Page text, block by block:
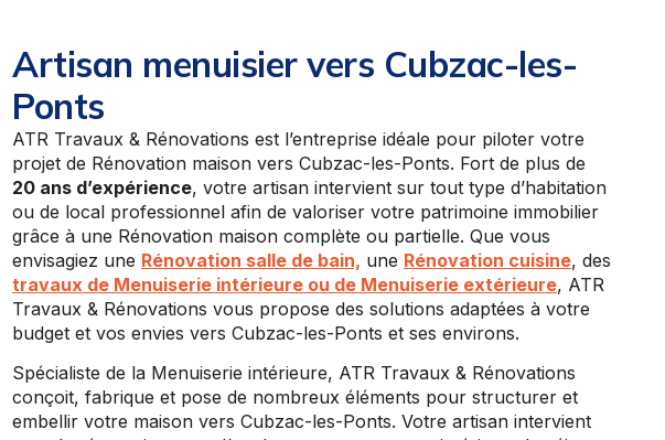
Artisan menuisier vers Cubzac-les-
Ponts
ATR Travaux & Rénovations est l’entreprise idéale pour piloter votre
projet de Rénovation maison vers Cubzac-les-Ponts. Fort de plus de
20 ans d’expérience, votre artisan intervient sur tout type d’habitation
ou de local professionnel afin de valoriser votre patrimoine immobilier
grâce à une Rénovation maison complète ou partielle. Que vous
envisagiez une Rénovation salle de bain, une Rénovation cuisine, des
travaux de Menuiserie intérieure ou de Menuiserie extérieure, ATR
Travaux & Rénovations vous propose des solutions adaptées à votre
budget et vos envies vers Cubzac-les-Ponts et ses environs.
Spécialiste de la Menuiserie intérieure, ATR Travaux & Rénovations
conçoit, fabrique et pose de nombreux éléments pour structurer et
embellir votre maison vers Cubzac-les-Ponts. Votre artisan intervient